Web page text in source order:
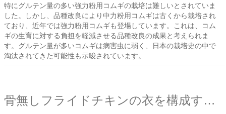
特にグルテン量の多い強力粉用コムギの栽培は難しいとされていま
した。しかし、品種改良により中力粉用コムギは古くから栽培され
ており、近年では強力粉用コムギも登場しています。これは、コム
ギの生育に対する負担を軽減させる品種改良の成果と考えられま
す。グルテン量が多いコムギは病害虫に弱く、日本の栽培史の中で
淘汰されてきた可能性も示唆されています。
骨無しフライドチキンの衣を構成する薄力粉とは何か？